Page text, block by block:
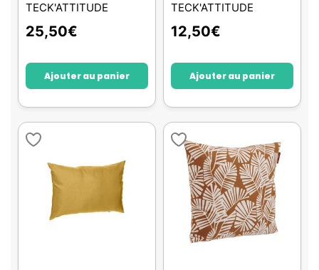
TECK'ATTITUDE
25,50€
Ajouter au panier
TECK'ATTITUDE
12,50€
Ajouter au panier